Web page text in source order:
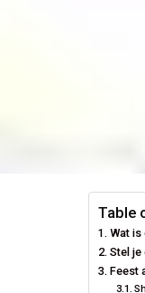
Table
Wat is
Stel je
Feest